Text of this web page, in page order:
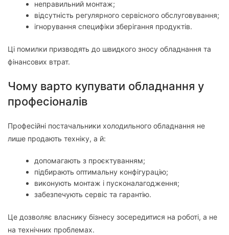
неправильний монтаж;
відсутність регулярного сервісного обслуговування;
ігнорування специфіки зберігання продуктів.
Ці помилки призводять до швидкого зносу обладнання та
фінансових втрат.
Чому варто купувати обладнання у
професіоналів
Професійні постачальники холодильного обладнання не
лише продають техніку, а й:
допомагають з проєктуванням;
підбирають оптимальну конфігурацію;
виконують монтаж і пусконалагодження;
забезпечують сервіс та гарантію.
Це дозволяє власнику бізнесу зосередитися на роботі, а не
на технічних проблемах.